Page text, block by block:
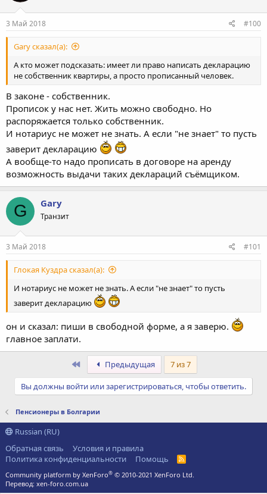
3 Май 2018 #100
Gary сказал(а):
А кто может подсказать: имеет ли право написать декларацию
не собственник квартиры, а просто прописанный человек.
В законе - собственник.
Прописок у нас нет. Жить можно свободно. Но
распоряжается только собственник.
И нотариус не может не знать. А если "не знает" то пусть
заверит декларацию
А вообще-то надо прописать в договоре на аренду
возможность выдачи таких деклараций съёмщиком.
G Gary
Транзит
3 Май 2018 #101
Глокая Куздра сказал(а):
И нотариус не может не знать. А если "не знает" то пусть
заверит декларацию
он и сказал: пиши в свободной форме, а я заверю.
главное заплати.
ПервыйПредыдущая 7 из 7
Вы должны войти или зарегистрироваться, чтобы ответить.
Пенсионеры в Болгарии
Russian (RU)
Обратная связь
Условия и правила
Политика конфиденциальности
Помощь
R
S
Community platform by XenForo® © 2010-2021 XenForo Ltd.
Перевод: xen-foro.com.ua